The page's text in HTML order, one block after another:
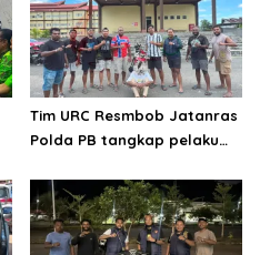
Tim URC Resmbob Jatanras
Polda PB tangkap pelaku